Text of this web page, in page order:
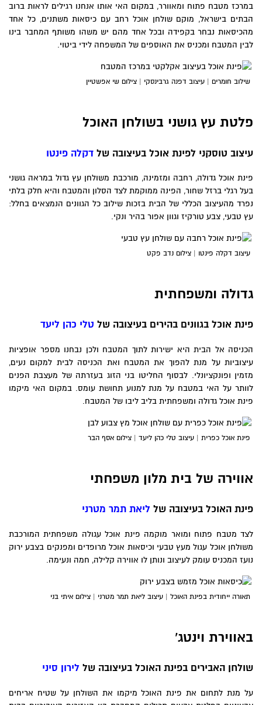
במרכז מטבח פתוח ומאוורר, במקום האי אותו אנחנו רגילים לראות ברוב
הבתים בישראל, מוקם שולחן אוכל רחב עם כיסאות משתנים, כל אחד
מהכיסאות נבחר בקפידה ובכל אחד מהם יש משהו משותף המחבר בינו
לבין המטבח ומכניס את האוספים של המשפחה לידי ביטוי.
שילוב חומרים | עיצוב דפנה גרבינסקי | צילום שי אפשטיין
פלטת עץ גושני בשולחן האוכל
עיצוב טוסקני לפינת אוכל בעיצובה של דקלה פינטו
פינת אוכל גדולה, רחבה ומזמינה, מורכבת משולחן עץ גדול במראה גושני
בעל רגלי ברזל שחור, הפינה ממוקמת לצד הסלון והמטבח והיא חלק בלתי
נפרד מהעיצוב הכללי של הבית בזכות שילוב כל הגוונים הנמצאים בחלל:
עץ טבעי, צבע טורקיז וגוון אפור בהיר ונקי.
עיצוב דקלה פינטו | צילום נדב פקט
גדולה ומשפחתית
פינת אוכל בגוונים בהירים בעיצובה של טלי כהן ליעד
הכניסה אל הבית היא ישירות לתוך המטבח ולכן נבחנו מספר אופציות
עיצוביות על מנת להפוך את המטבח ואת הכניסה לבית למקום נעים,
מזמין ופונקציונלי. לבסוף החליטו בני הזוג בעזרתה של מעצבת הפנים
לוותר על האי במטבח על מנת למנוע תחושת עומס. במקום האי מיקמו
פינת אוכל גדולה ומשפחתית בליב ליבו של המטבח.
פינת אוכל כפרית | עיצוב טלי כהן ליעד | צילום אסף הבר
אווירה של בית מלון משפחתי
פינת האוכל בעיצובה של ליאת תמר מטרני
לצד מטבח פתוח ומואר מוקמה פינת אוכל עגולה משפחתית המורכבת
משולחן אוכל עגול מעץ טבעי וכיסאות אוכל מרופדים ומפנקים בצבע ירוק
נועז המכניס עומק לעיצוב ונותן לו אווירה קלילה, חמה ונעימה.
תאורה ייחודית בפינת האוכל | עיצוב ליאת תמר מטרני | צילום איתי בני
באווירת וינטג'
שולחן האבירים בפינת האוכל בעיצובה של לירון סיני
על מנת לתחום את פינת האוכל מיקמו את השולחן על שטיח אריחים